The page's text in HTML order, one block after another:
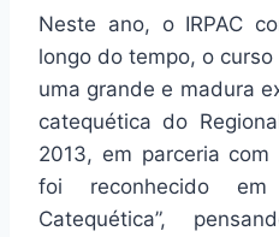
Neste ano, o IRPAC
longo do tempo, o
uma grande e madura
catequética do
2013, em parceria
foi reconhecido em
Catequética”,